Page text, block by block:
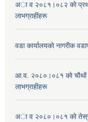
अा व २०८१।०८२ काे प्रथम
लाभग्राहीहरू
वडा कार्यालयकाे नागरीक
आ.व. २०८०।०८१ काे चाैथाें
लाभग्राहीहरू
अा व २०८०।०८१ काे तेस्राे